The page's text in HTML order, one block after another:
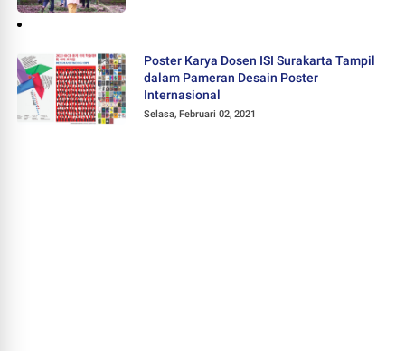
Poster Karya Dosen ISI Surakarta Tampil
dalam Pameran Desain Poster
Internasional
Selasa, Februari 02, 2021